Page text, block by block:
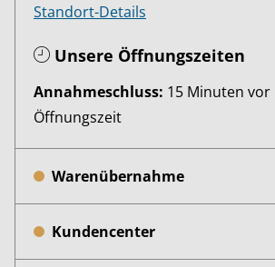
Standort-Details
Unsere Öffnungszeiten
Annahmeschluss: 15 Minuten vor
Öffnungszeit
Warenübernahme
Kundencenter